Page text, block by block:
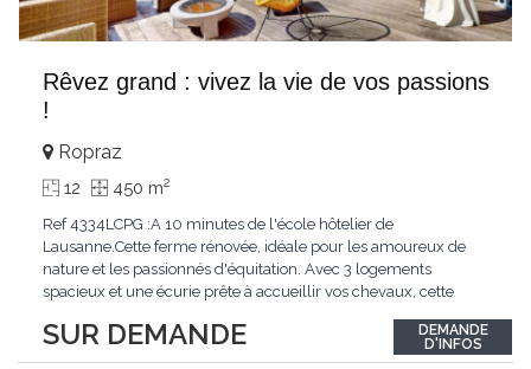
Rêvez grand : vivez la vie de vos passions
!
SUR DEMANDE
Ropraz
12 450 m2
Ref 4334LCPG :A 10 minutes de l'école hôtelier de
Lausanne.Cette ferme rénovée, idéale pour les amoureux de
nature et les passionnés d'équitation. Avec 3 logements
spacieux et une écurie prête à accueillir vos chevaux, cette
authentique et confort moderne. - 3 logements confortables :
duplex 2,5 pièces, duplex 4,5 pièces avec...
DEMANDE
D'INFOS